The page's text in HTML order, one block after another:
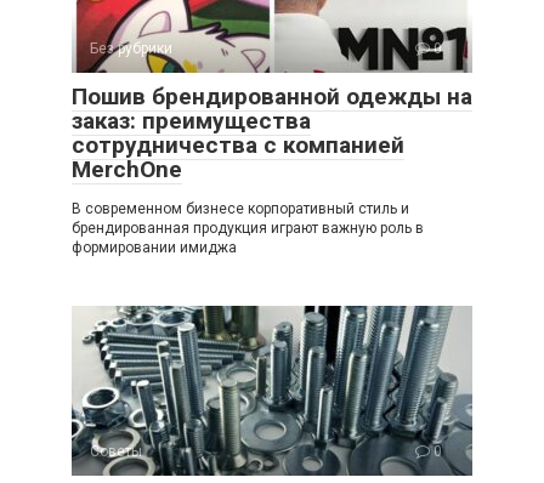
Без рубрики 0
Пошив брендированной одежды на
заказ: преимущества
сотрудничества с компанией
MerchOne
В современном бизнесе корпоративный стиль и
брендированная продукция играют важную роль в
формировании имиджа
Советы 0